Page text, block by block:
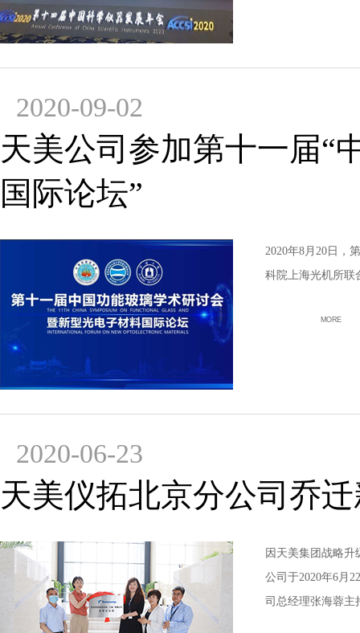
2020-09-02
天美公司参加第十一届“
国际论坛”
2020年8月20日，
科院上海光机所联
MORE
2020-06-23
天美仪拓北京分公司乔
因天美集团战略
公司于2020年6月
司总经理张海蓉主